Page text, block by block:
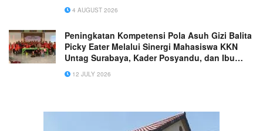
4 AUGUST 2026
Peningkatan Kompetensi Pola Asuh Gizi Balita
Picky Eater Melalui Sinergi Mahasiswa KKN
Untag Surabaya, Kader Posyandu, dan Ibu
Muda di Desa Lasem, Kecamatan Sidayu,
Kabupaten Gresik
12 JULY 2026